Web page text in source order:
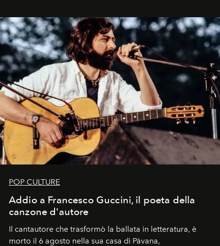
uno dei documenti più contemporanei che abbiamo.
POP CULTURE
Addio a Francesco Guccini, il poeta della
canzone d'autore
Il cantautore che trasformò la ballata in letteratura, è
morto il 6 agosto nella sua casa di Pàvana,